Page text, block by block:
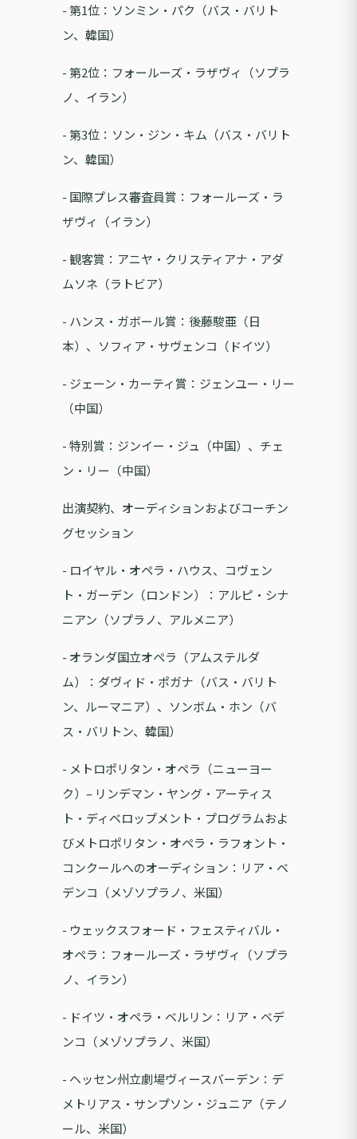
- 第1位：ソンミン・パク（バス・バリト
ン、韓国）
- 第2位：フォールーズ・ラザヴィ（ソプラ
ノ、イラン）
- 第3位：ソン・ジン・キム（バス・バリト
ン、韓国）
- 国際プレス審査員賞：フォールーズ・ラ
ザヴィ（イラン）
- 観客賞：アニヤ・クリスティアナ・アダ
ムソネ（ラトビア）
- ハンス・ガボール賞：後藤駿亜（日
本）、ソフィア・サヴェンコ（ドイツ）
- ジェーン・カーティ賞：ジェンユー・リー
（中国）
- 特別賞：ジンイー・ジュ（中国）、チェ
ン・リー（中国）
出演契約、オーディションおよびコーチン
グセッション
- ロイヤル・オペラ・ハウス、コヴェン
ト・ガーデン（ロンドン）：アルピ・シナ
ニアン（ソプラノ、アルメニア）
- オランダ国立オペラ（アムステルダ
ム）：ダヴィド・ポガナ（バス・バリト
ン、ルーマニア）、ソンボム・ホン（バ
ス・バリトン、韓国）
- メトロポリタン・オペラ（ニューヨー
ク）– リンデマン・ヤング・アーティス
ト・ディベロップメント・プログラムおよ
びメトロポリタン・オペラ・ラフォント・
コンクールへのオーディション：リア・ベ
デンコ（メゾソプラノ、米国）
- ウェックスフォード・フェスティバル・
オペラ：フォールーズ・ラザヴィ（ソプラ
ノ、イラン）
- ドイツ・オペラ・ベルリン：リア・ベデ
ンコ（メゾソプラノ、米国）
- ヘッセン州立劇場ヴィースバーデン：デ
メトリアス・サンプソン・ジュニア（テノ
ール、米国）